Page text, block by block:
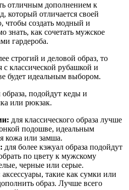
отличным дополнением к
который отличается своей
чтобы создать модный и
знать, как сочетать мужское
гардероба.
строгий и деловой образ, то
с классической рубашкой и
будет идеальным выбором.
подойдут кеды и
или рюкзак.
для классического образа лучше
подошве, идеальным
кожа или замша.
для более кэжуал образа подойдут
по цвету к мужскому
черные или серые.
аксессуары, такие как сумки или
образ. Лучше всего